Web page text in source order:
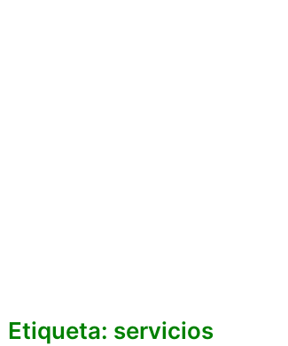
Etiqueta: servicios